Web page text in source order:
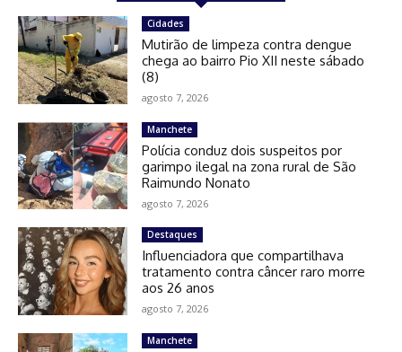
Cidades
Mutirão de limpeza contra dengue
chega ao bairro Pio XII neste sábado
(8)
agosto 7, 2026
Manchete
Polícia conduz dois suspeitos por
garimpo ilegal na zona rural de São
Raimundo Nonato
agosto 7, 2026
Destaques
Influenciadora que compartilhava
tratamento contra câncer raro morre
aos 26 anos
agosto 7, 2026
Manchete